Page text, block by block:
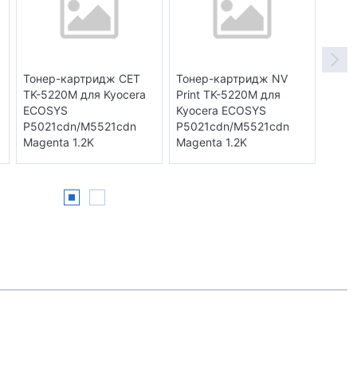
Тонер-картридж CET
TK-5220M для Kyocera
ECOSYS
P5021cdn/M5521cdn
Magenta 1.2K
Тонер-картридж NV
Print TK-5220M для
Kyocera ECOSYS
P5021cdn/M5521cdn
Magenta 1.2K